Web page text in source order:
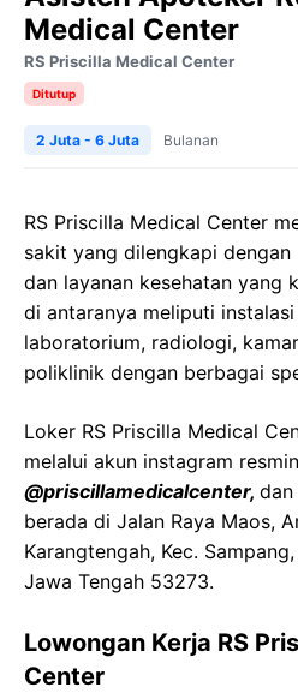
Medical Center
RS Priscilla Medical Center
Ditutup
2 Juta - 6 Juta Bulanan
RS Priscilla Medical Center
sakit yang dilengkapi
dan layanan kesehatan yang
di antaranya meliputi
laboratorium, radiologi,
poliklinik dengan berbagai
Loker RS Priscilla Medical
melalui akun instagram
@priscillamedicalcenter, dan
berada di Jalan Raya Maos,
Karangtengah, Kec.
Jawa Tengah 53273.
Lowongan Kerja RS
Center